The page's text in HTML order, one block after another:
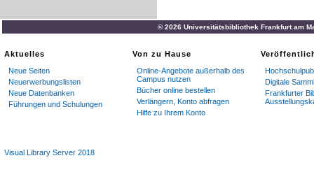
© 2026 Universitätsbibliothek Frankfurt am
Aktuelles
Neue Seiten
Neuerwerbungslisten
Neue Datenbanken
Führungen und Schulungen
Von zu Hause
Online-Angebote außerhalb des
Campus nutzen
Bücher online bestellen
Verlängern, Konto abfragen
Hilfe zu Ihrem Konto
Digitale
Frankfurter
Visual Library Server 2018